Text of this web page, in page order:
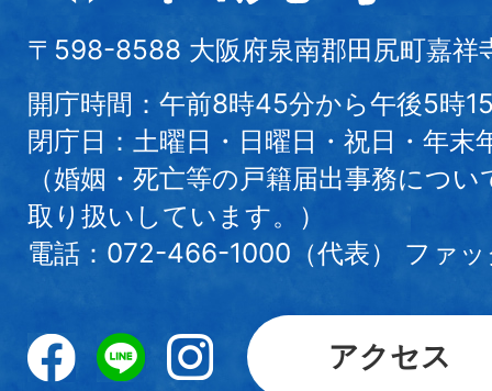
〒598-8588 大阪府泉南郡田尻町嘉祥
開庁時間：午前8時45分から午後5時
閉庁日：土曜日・日曜日・祝日・年末
（婚姻・死亡等の戸籍届出事務につ
取り扱いしています。）
電話：072-466-1000（代表） ファ
アクセス